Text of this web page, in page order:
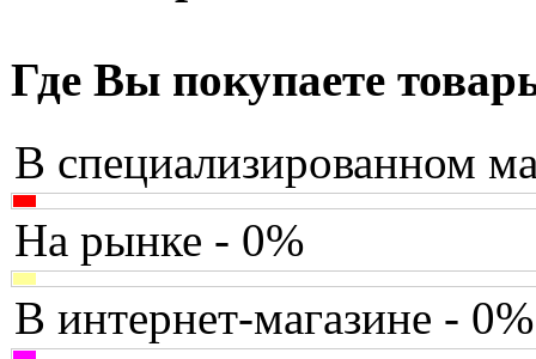
Assistant
Asus(35)
Barnes&noble
Brain
Brava
Canyon
Cbr
Где Вы покупаете
В специализированном
На рынке - 0%
В интернет-магазине - 0%